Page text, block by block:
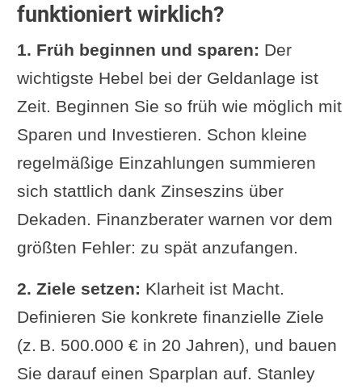
funktioniert wirklich?
1. Früh beginnen und sparen: Der
wichtigste Hebel bei der Geldanlage ist
Zeit. Beginnen Sie so früh wie möglich mit
Sparen und Investieren. Schon kleine
regelmäßige Einzahlungen summieren
sich stattlich dank Zinseszins über
Dekaden. Finanzberater warnen vor dem
größten Fehler: zu spät anzufangen.
2. Ziele setzen: Klarheit ist Macht.
Definieren Sie konkrete finanzielle Ziele
(z. B. 500.000 € in 20 Jahren), und bauen
Sie darauf einen Sparplan auf. Stanley